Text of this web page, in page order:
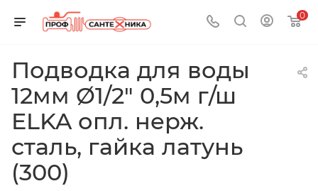
0
Подводка для воды
12мм Ø1/2" 0,5м г/ш
ELKA опл. нерж.
сталь, гайка латунь
(300)